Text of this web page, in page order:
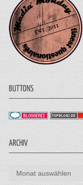
BUTTONS
ARCHIV
Archiv